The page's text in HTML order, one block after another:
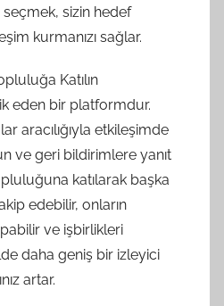
sizin hedef
kurmanızı sağlar.
Katılın
eden bir platformdur.
aracılığıyla etkileşimde
ve geri bildirimlere yanıt
katılarak başka
edebilir, onların
ve işbirlikleri
daha geniş bir izleyici
artar.